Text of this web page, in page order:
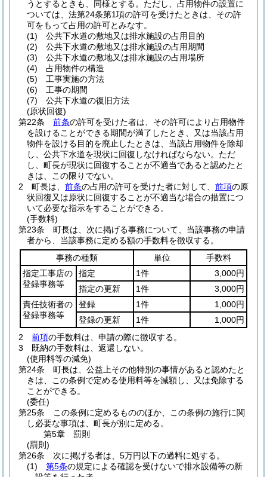
うとするときも、同様とする。 ただし、占用物件の設置に
ついては、法第24条第1項の許可を受けたときは、その許
可をもって占用の許可とみなす。
(1)
公共下水道の敷地又は排水施設の占用目的
(2)
公共下水道の敷地又は排水施設の占用期間
(3)
公共下水道の敷地又は排水施設の占用場所
(4)
占用物件の構造
(5)
工事実施の方法
(6)
工事の期間
(7)
公共下水道の復旧方法
(原状回復)
第22条
前条の許可を受けた者は、その許可により占用物件
を設けることができる期間が満了したとき、又は当該占用
物件を設ける目的を廃止したときは、当該占用物件を除却
し、公共下水道を現状に回復しなければならない。 ただ
し、町長が現状に回復することが不適当であると認めたと
きは、この限りでない。
2
町長は、 前条の占用の許可を受けた者に対して、 前項の原
状回復又は原状に回復することが不適当な場合の措置につ
いて必要な指示をすることができる。
(手数料)
第23条
町長は、次に掲げる事務について、当該事務の申請
者から、当該事務に定める額の手数料を徴収する。
事務の種類
単位
手数料
指定工事店の
登録事務等
指定 1件
3,000円
指定の更新
1件
3,000円
責任技術者の
登録事務等
登録 1件
1,000円
登録の更新
1件
1,000円
2
前項の手数料は、申請の際に徴収する。
3
既納の手数料は、返還しない。
(使用料等の減免)
第24条
町長は、公益上その他特別の事情があると認めたと
きは、この条例で定める使用料等を減額し、又は免除する
ことができる。
(委任)
第25条
この条例に定めるもののほか、この条例の施行に関
し必要な事項は、町長が別に定める。
第5章
罰則
(罰則)
第26条
次に掲げる者は、5万円以下の過料に処する。
(1)
第5条の規定による確認を受けないで排水設備等の新